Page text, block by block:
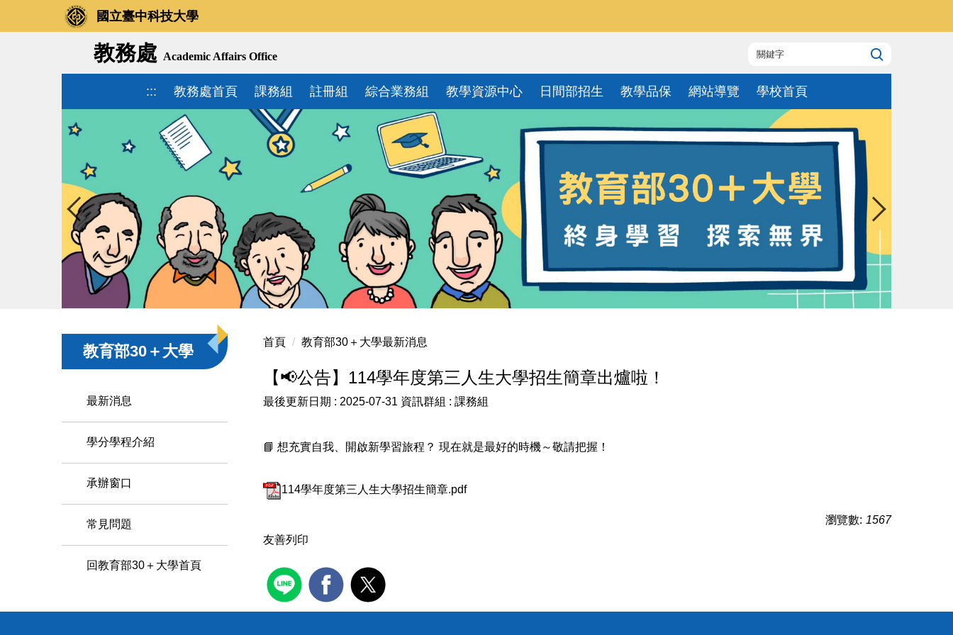
國立臺中科技大學
教務處 Academic Affairs Office
::: 教務處首頁 課務組 註冊組 綜合業務組 教學資源中心 日間部招生 教學品保 網站導覽 學校首頁
教育部30＋大學
最新消息
學分學程介紹
承辦窗口
常見問題
回教育部30＋大學首頁
首頁 教育部30＋大學最新消息
【📢公告】114學年度第三人生大學招生簡章出爐啦！
最後更新日期 : 2025-07-31 資訊群組 : 課務組
📘 想充實自我、開啟新學習旅程？ 現在就是最好的時機～敬請把握！
114學年度第三人生大學招生簡章.pdf
瀏覽數: 1567
友善列印